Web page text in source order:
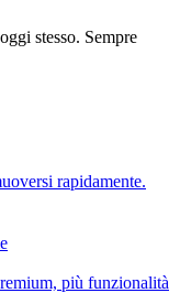
stesso. Sempre
rapidamente.
più funzionalità